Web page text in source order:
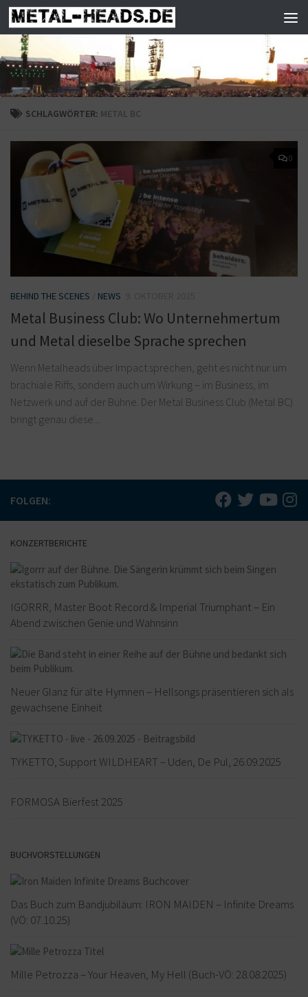
Zum Inhalt springen
SCHLAGWÖRTER: METAL BC
0
BEHIND THE SCENES NEWS
Metal Business Club: Wo Unternehmertum
und Metal dieselbe Sprache sprechen
Wenn Metalheads über Impact sprechen, geht es nicht nur um
brachiale Riffs, sondern auch um Wirkung – im Business, im
Netzwerk und auf der Bühne. Der Metal Business Club (Metal BC)
bringt genau diese...
FOLGEN:
KONZERTBERICHTE
IGORRR, Master Boot Record & Imperial Triumphant – Ein
Abend zwischen Genie und Wahnsinn
Neuer Glanz für alte Hymnen – Hellsongs präsentieren sich als
gewachsene Einheit
TYKETTO, Support WILDHEART – Uden, De Pul, 26.09.2025
FORMOSA Bierfest 2025
BUCHVORSTELLUNGEN
Das Buch zum Bandjubiläum: IRON MAIDEN – Infinite Dreams
(VÖ: 07.10.25)
Mille Petrozza – Your Heaven, My Hell (Buch-VÖ: 28.08.2025)